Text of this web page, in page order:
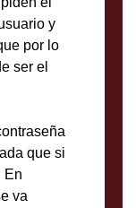
y
por lo
ser el
que si
En
va